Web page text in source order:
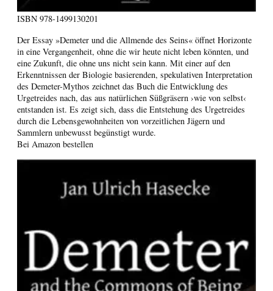
ISBN 978-1499130201
Der Essay »Demeter und die Allmende des Seins« öffnet Horizonte
in eine Vergangenheit, ohne die wir heute nicht leben könnten, und
eine Zukunft, die ohne uns nicht sein kann. Mit einer auf den
Erkenntnissen der Biologie basierenden, spekulativen Interpretation
des Demeter-Mythos zeichnet das Buch die Entwicklung des
Urgetreides nach, das aus natürlichen Süßgräsern ›wie von selbst‹
entstanden ist. Es zeigt sich, dass die Entstehung des Urgetreides
durch die Lebensgewohnheiten von vorzeitlichen Jägern und
Sammlern unbewusst begünstigt wurde.
Bei Amazon bestellen